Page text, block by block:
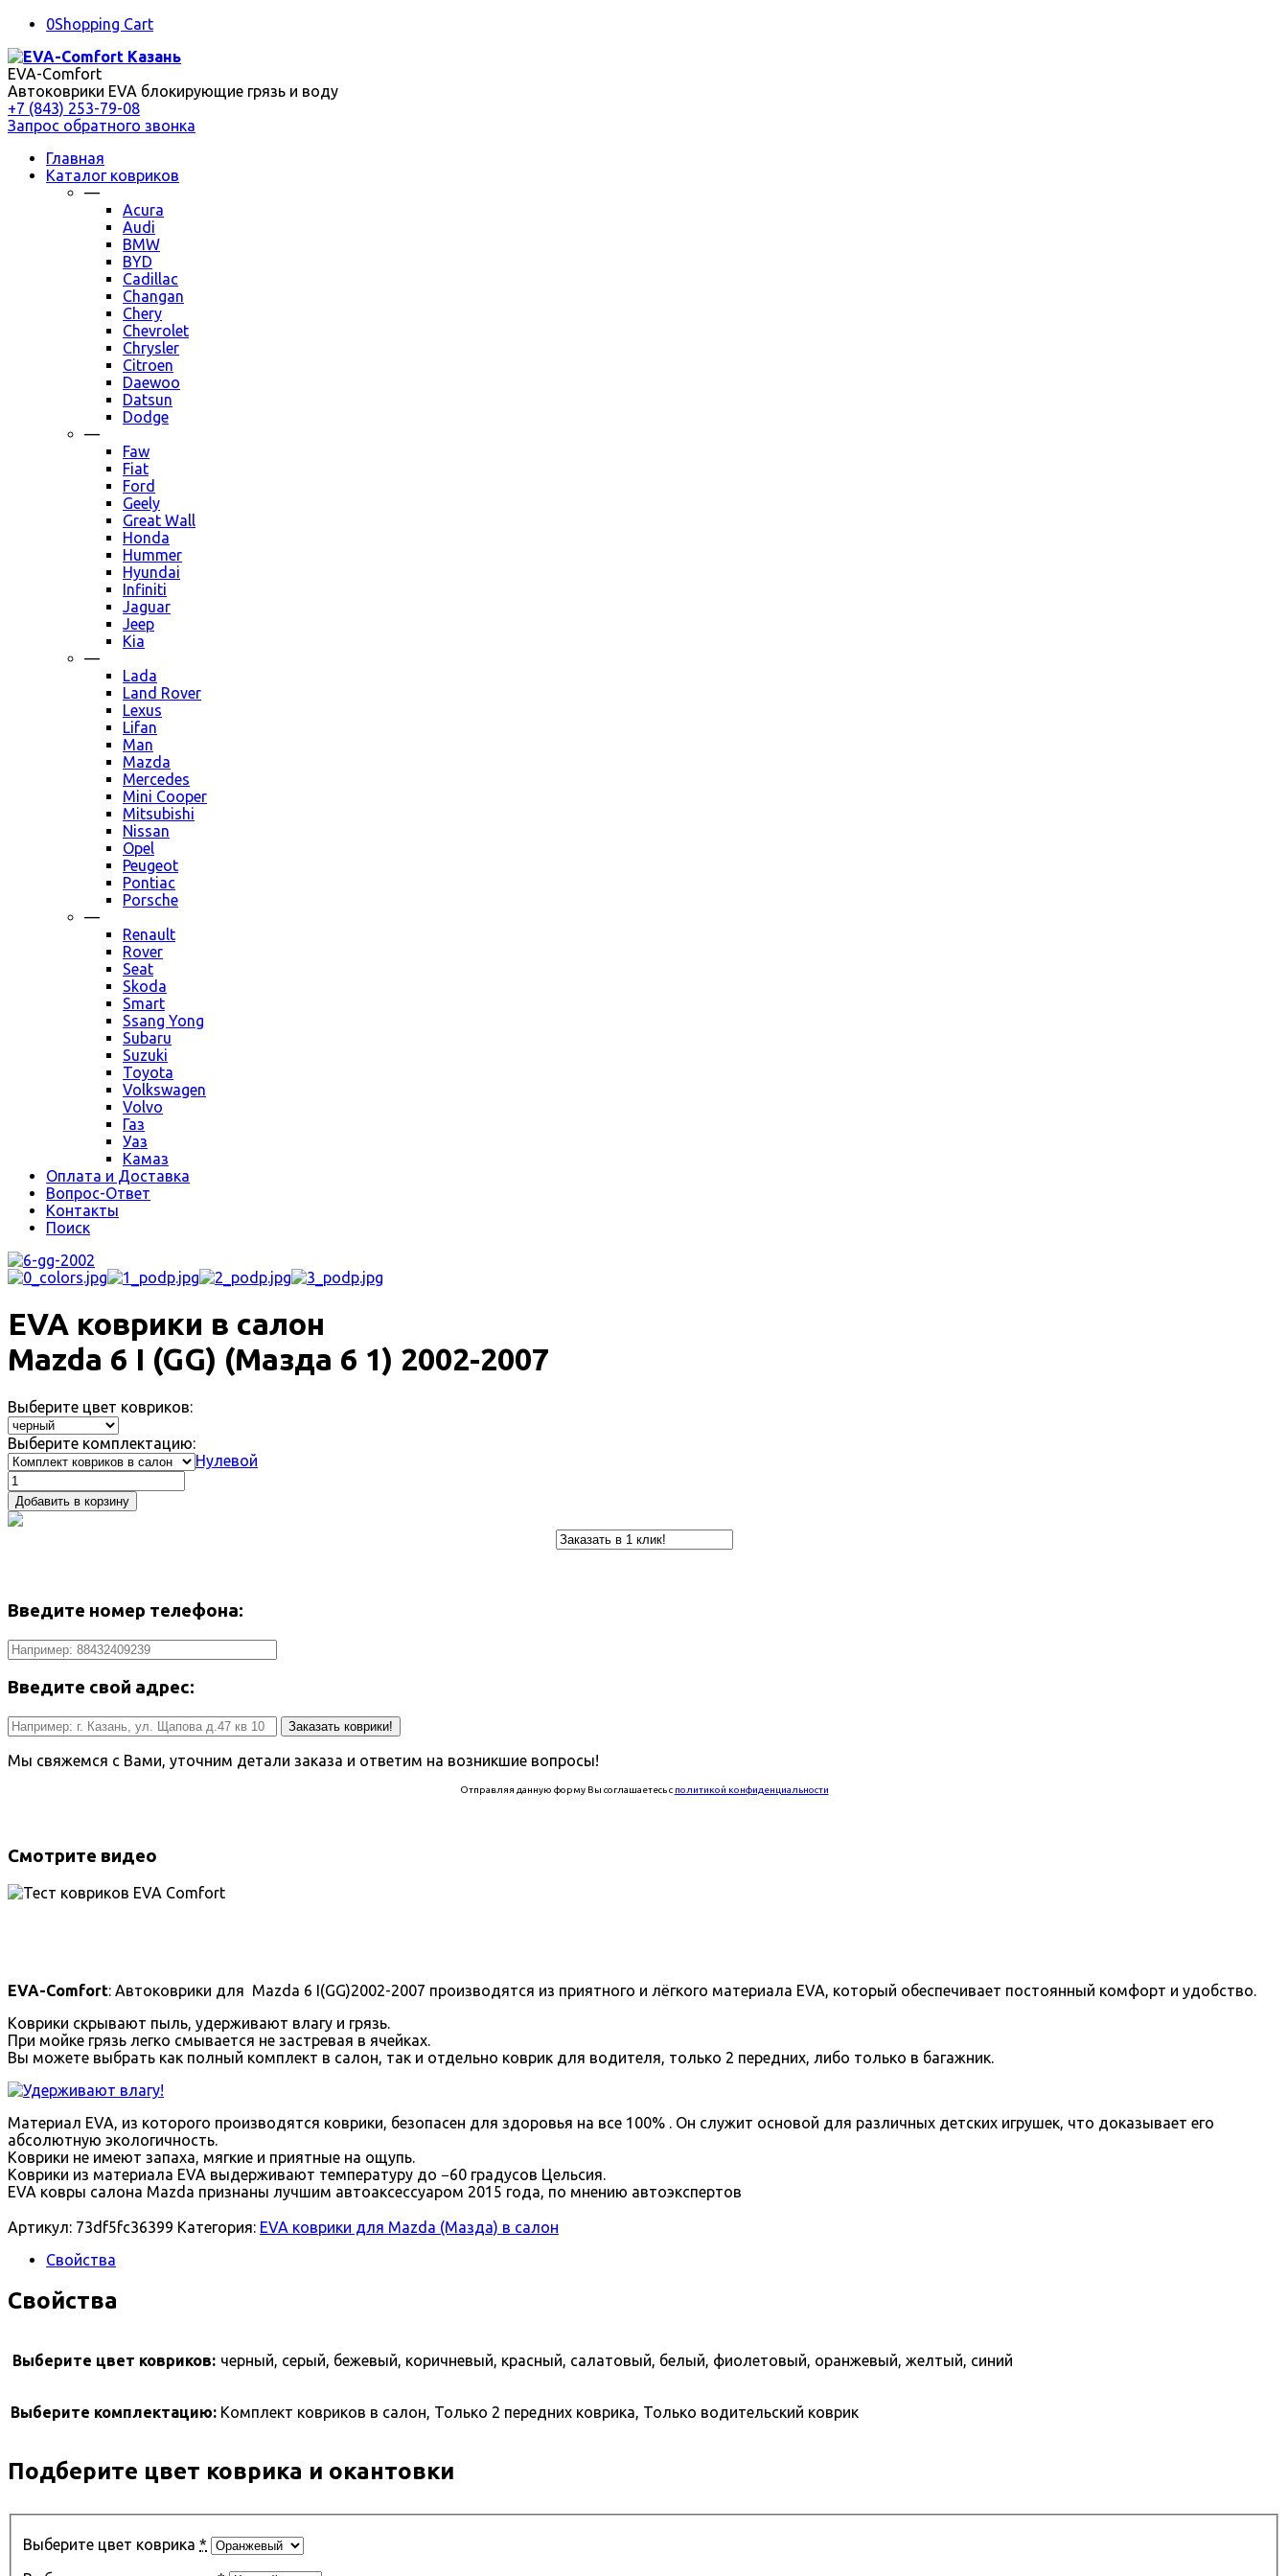
0Shopping Cart
EVA-Comfort
Автоковрики EVA блокирующие грязь и воду
+7 (843) 253-79-08
Запрос обратного звонка
Главная
Каталог ковриков
—
Acura
Audi
BMW
BYD
Cadillac
Changan
Chery
Chevrolet
Chrysler
Citroen
Daewoo
Datsun
Dodge
—
Faw
Fiat
Ford
Geely
Great Wall
Honda
Hummer
Hyundai
Infiniti
Jaguar
Jeep
Kia
—
Lada
Land Rover
Lexus
Lifan
Man
Mazda
Mercedes
Mini Cooper
Mitsubishi
Nissan
Opel
Peugeot
Pontiac
Porsche
—
Renault
Rover
Seat
Skoda
Smart
Ssang Yong
Subaru
Suzuki
Toyota
Volkswagen
Volvo
Газ
Уаз
Камаз
Оплата и Доставка
Вопрос-Ответ
Контакты
Поиск
EVA коврики в салон
Mazda 6 I (GG) (Мазда 6 1) 2002-2007
Выберите цвет ковриков:
Выберите комплектацию:
Нулевой
Добавить в корзину
Введите номер телефона:
Введите свой адрес:
Заказать коврики!
Мы свяжемся с Вами, уточним детали заказа и ответим на возникшие вопросы!
Отправляя данную форму Вы соглашаетесь с политикой конфиденциальности
Смотрите видео
EVA-Comfort: Автоковрики для Mazda 6 I(GG)2002-2007 производятся из приятного и лёгкого материала EVA, который обеспечивает постоянный комфорт и удобство.
Коврики скрывают пыль, удерживают влагу и грязь.
При мойке грязь легко смывается не застревая в ячейках.
Вы можете выбрать как полный комплект в салон, так и отдельно коврик для водителя, только 2 передних, либо только в багажник.
Материал EVA, из которого производятся коврики, безопасен для здоровья на все 100% . Он служит основой для различных детских игрушек, что доказывает его
абсолютную экологичность.
Коврики не имеют запаха, мягкие и приятные на ощупь.
Коврики из материала EVA выдерживают температуру до −60 градусов Цельсия.
EVA ковры салона Mazda признаны лучшим автоаксессуаром 2015 года, по мнению автоэкспертов
Артикул: 73df5fc36399 Категория: EVA коврики для Mazda (Мазда) в салон
Свойства
Свойства
Выберите цвет ковриков: черный, серый, бежевый, коричневый, красный, салатовый, белый, фиолетовый, оранжевый, желтый, синий
Выберите комплектацию: Комплект ковриков в салон, Только 2 передних коврика, Только водительский коврик
Подберите цвет коврика и окантовки
Выберите цвет коврика *